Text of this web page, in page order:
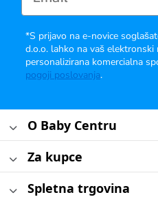
*S prijavo na e-novice
d.o.o. lahko na vaš
personalizirana komercialna
pogoji poslovanja.
O Baby Centru
Za kupce
Spletna trgovina